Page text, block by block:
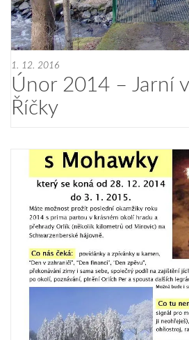
1. 12. 2016
Únor 2014 – Jarní
Říčky